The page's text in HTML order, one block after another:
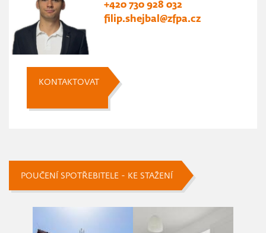
+420 730 928 032
filip.shejbal@zfpa.cz
KONTAKTOVAT
POUČENÍ SPOTŘEBITELE - KE STAŽENÍ